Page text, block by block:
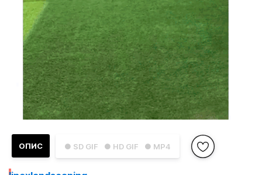
● SD GIF ● HD GIF ● MP4
ОПИС